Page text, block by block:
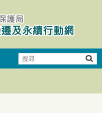
搜
尋